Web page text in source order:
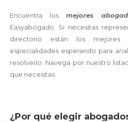
Encuentra los mejores
Easyabogado. Si necesitas
directorio están los
especialidades esperando para
resolverlo. Navega por nuestro
que necesitas.
¿Por qué elegir